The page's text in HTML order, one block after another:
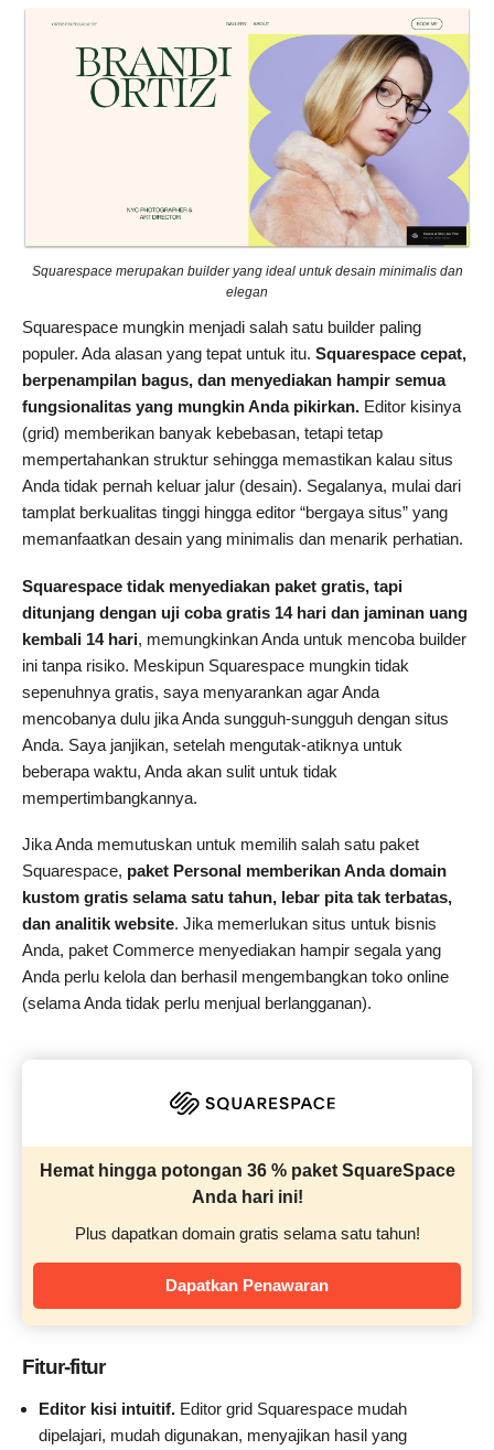
Squarespace merupakan builder yang ideal untuk desain minimalis dan
elegan
Squarespace mungkin menjadi salah satu builder paling
populer. Ada alasan yang tepat untuk itu. Squarespace cepat,
berpenampilan bagus, dan menyediakan hampir semua
fungsionalitas yang mungkin Anda pikirkan. Editor kisinya
(grid) memberikan banyak kebebasan, tetapi tetap
mempertahankan struktur sehingga memastikan kalau situs
Anda tidak pernah keluar jalur (desain). Segalanya, mulai dari
tamplat berkualitas tinggi hingga editor “bergaya situs” yang
memanfaatkan desain yang minimalis dan menarik perhatian.
Squarespace tidak menyediakan paket gratis, tapi
ditunjang dengan uji coba gratis 14 hari dan jaminan uang
kembali 14 hari, memungkinkan Anda untuk mencoba builder
ini tanpa risiko. Meskipun Squarespace mungkin tidak
sepenuhnya gratis, saya menyarankan agar Anda
mencobanya dulu jika Anda sungguh-sungguh dengan situs
Anda. Saya janjikan, setelah mengutak-atiknya untuk
beberapa waktu, Anda akan sulit untuk tidak
mempertimbangkannya.
Jika Anda memutuskan untuk memilih salah satu paket
Squarespace, paket Personal memberikan Anda domain
kustom gratis selama satu tahun, lebar pita tak terbatas,
dan analitik website. Jika memerlukan situs untuk bisnis
Anda, paket Commerce menyediakan hampir segala yang
Anda perlu kelola dan berhasil mengembangkan toko online
(selama Anda tidak perlu menjual berlangganan).
Hemat hingga potongan 36 % paket SquareSpace
Anda hari ini!
Plus dapatkan domain gratis selama satu tahun!
Dapatkan Penawaran
Fitur-fitur
Editor kisi intuitif. Editor grid Squarespace mudah
dipelajari, mudah digunakan, menyajikan hasil yang